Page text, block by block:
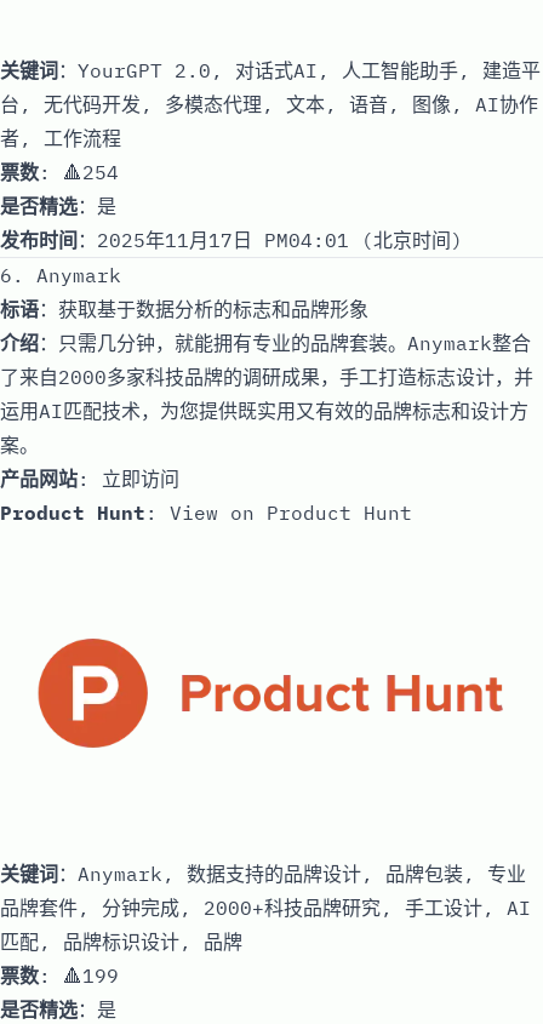
关键词：YourGPT 2.0, 对话式AI, 人工智能助手, 建造平
台, 无代码开发, 多模态代理, 文本, 语音, 图像, AI协作
者, 工作流程
票数: 🔺254
是否精选：是
发布时间 ：2025年11月17日 PM04:01 (北京时间)
6. Anymark
标语：获取基于数据分析的标志和品牌形象
介绍：只需几分钟，就能拥有专业的品牌套装。Anymark整合
了来自2000多家科技品牌的调研成果，手工打造标志设计，并
运用AI匹配技术，为您提供既实用又有效的品牌标志和设计方
案。
产品网站: 立即访问
Product Hunt : View on Product Hunt
关键词 ：Anymark, 数据支持的品牌设计, 品牌包装, 专业
品牌套件, 分钟完成, 2000+科技品牌研究, 手工设计, AI
匹配, 品牌标识设计, 品牌
票数: 🔺199
是否精选：是